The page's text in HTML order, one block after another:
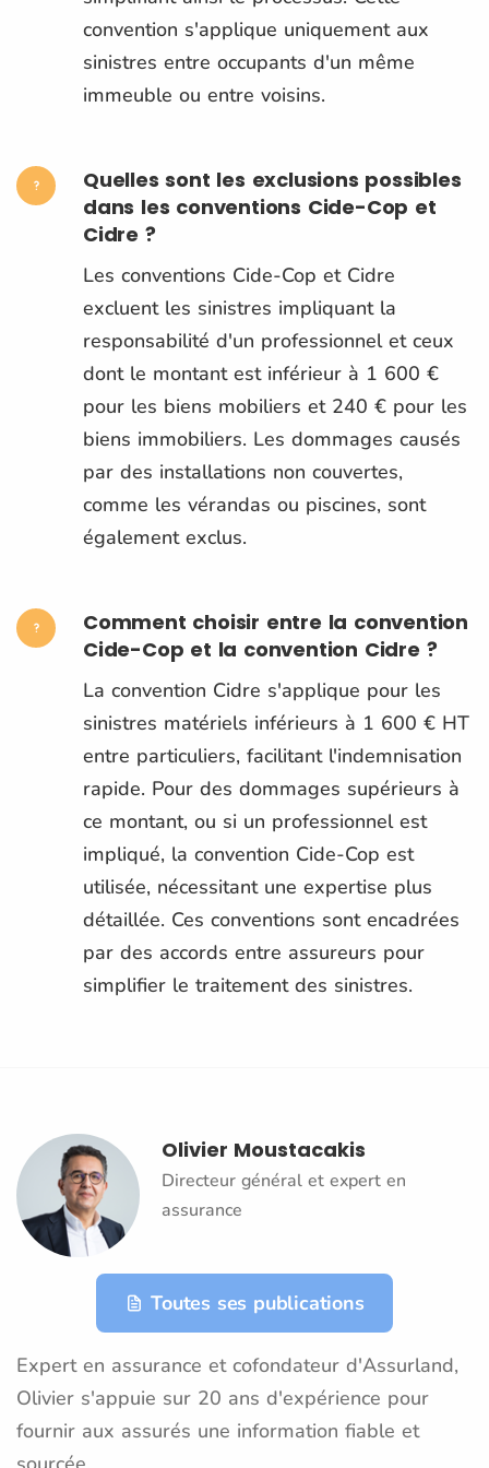
convention s'applique uniquement aux
sinistres entre occupants d'un même
immeuble ou entre voisins.
Quelles sont les exclusions possibles
dans les conventions Cide-Cop et
Cidre ?
Les conventions Cide-Cop et Cidre
excluent les sinistres impliquant la
responsabilité d'un professionnel et ceux
dont le montant est inférieur à 1 600 €
pour les biens mobiliers et 240 € pour les
biens immobiliers. Les dommages causés
par des installations non couvertes,
comme les vérandas ou piscines, sont
également exclus.
Comment choisir entre la convention
Cide-Cop et la convention Cidre ?
La convention Cidre s'applique pour les
sinistres matériels inférieurs à 1 600 € HT
entre particuliers, facilitant l'indemnisation
rapide. Pour des dommages supérieurs à
ce montant, ou si un professionnel est
impliqué, la convention Cide-Cop est
utilisée, nécessitant une expertise plus
détaillée. Ces conventions sont encadrées
par des accords entre assureurs pour
simplifier le traitement des sinistres.
Olivier Moustacakis
Directeur général et expert en
assurance
Toutes ses publications
Expert en assurance et cofondateur d'Assurland,
Olivier s'appuie sur 20 ans d'expérience pour
fournir aux assurés une information fiable et